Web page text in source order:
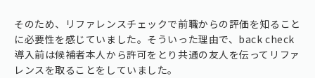
そのため、リファレンスチェックで前職からの評価を知ること
に必要性を感じていました。そういった理由で、back check
導入前は候補者本人から許可をとり共通の友人を伝ってリファ
レンスを取ることをしていました。